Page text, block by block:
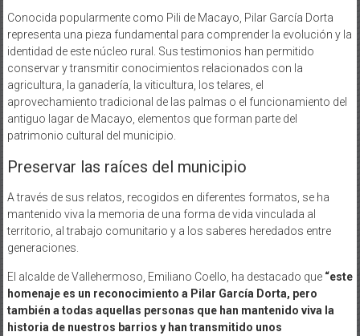
Conocida popularmente como Pili de Macayo, Pilar García Dorta
representa una pieza fundamental para comprender la evolución y la
identidad de este núcleo rural. Sus testimonios han permitido
conservar y transmitir conocimientos relacionados con la
agricultura, la ganadería, la viticultura, los telares, el
aprovechamiento tradicional de las palmas o el funcionamiento del
antiguo lagar de Macayo, elementos que forman parte del
patrimonio cultural del municipio.
Preservar las raíces del municipio
A través de sus relatos, recogidos en diferentes formatos, se ha
mantenido viva la memoria de una forma de vida vinculada al
territorio, al trabajo comunitario y a los saberes heredados entre
generaciones.
El alcalde de Vallehermoso, Emiliano Coello, ha destacado que “este
homenaje es un reconocimiento a Pilar García Dorta, pero
también a todas aquellas personas que han mantenido viva la
historia de nuestros barrios y han transmitido unos